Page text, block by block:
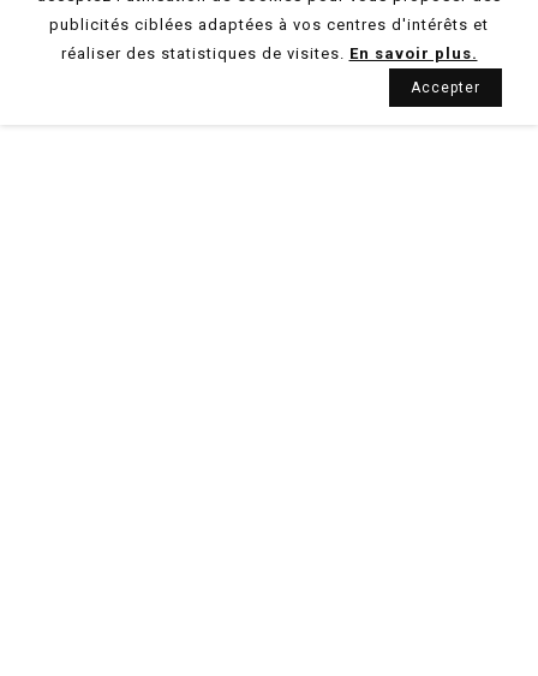
publicités ciblées adaptées à vos centres d'intérêts et
réaliser des statistiques de visites. En savoir plus.
Accepter